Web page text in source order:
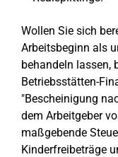
Wollen Sie sich
Arbeitsbeginn als
behandeln lassen,
Betriebsstätten-
"Bescheinigung
dem Arbeitgeber
maßgebende
Kinderfreibeträge